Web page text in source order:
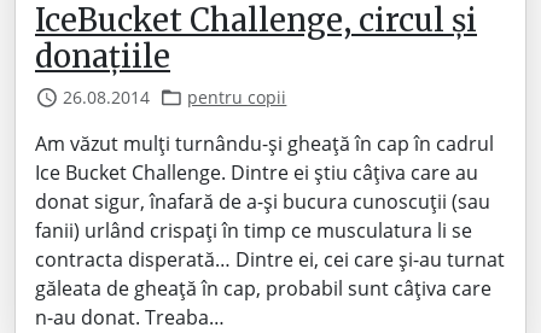
IceBucket Challenge, circul și
donațiile
26.08.2014 pentru copii
Am văzut mulți turnându-și gheață în cap în cadrul
Ice Bucket Challenge. Dintre ei știu câțiva care au
donat sigur, înafară de a-și bucura cunoscuții (sau
fanii) urlând crispați în timp ce musculatura li se
contracta disperată… Dintre ei, cei care și-au turnat
găleata de gheață în cap, probabil sunt câțiva care
n-au donat. Treaba…